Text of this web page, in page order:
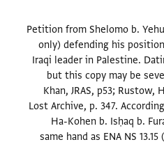
Petition from Shelomo b.
only) defending his
Iraqi leader in Palestine.
but this copy may be
Khan, JRAS, p53;
Lost Archive, p. 347.
Ha-Kohen b. Isḥaq b.
same hand as ENA NS 13.15